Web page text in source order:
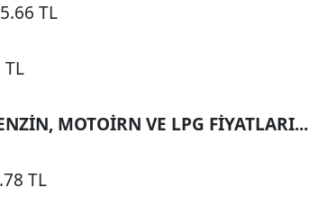
TL
MOTOİRN VE LPG FİYATLARI...
TL